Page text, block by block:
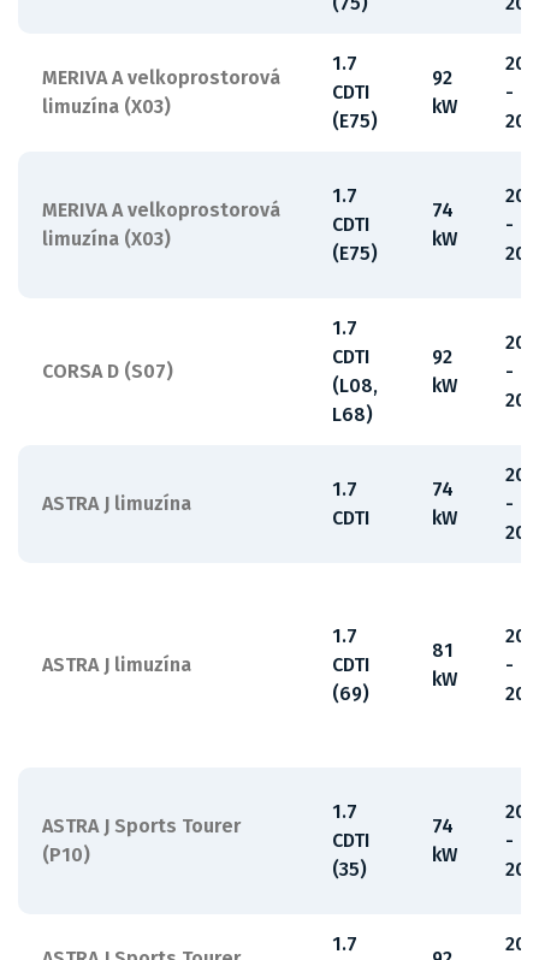
MERIVA A velkoprostorová
limuzína (X03)
1.7
CDTI
(E75)
92
kW
-
MERIVA A velkoprostorová
limuzína (X03)
1.7
CDTI
(E75)
74
kW
-
CORSA D (S07)
1.7
CDTI
(L08,
L68)
92
kW
-
ASTRA J limuzína
1.7
CDTI
74
kW
-
ASTRA J limuzína
1.7
CDTI
(69)
81
kW
-
ASTRA J Sports Tourer
(P10)
1.7
CDTI
(35)
74
kW
-
1.7